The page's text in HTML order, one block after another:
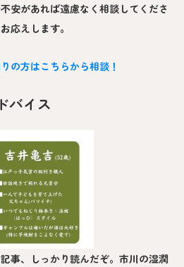
安があれば遠慮なく相談してくださ
応えします。
の方はこちらから相談！
バイス
事、しっかり読んだぞ。市川の湿潤